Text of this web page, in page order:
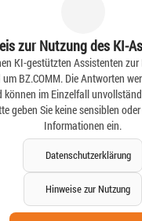
zur Nutzung des KI-
KI-gestützten Assistenten
BZ.COMM. Die Antworten
können im Einzelfall
geben Sie keine sensiblen
Informationen ein.
Datenschutzerklärung
Hinweise zur Nutzung
Ideen –
News